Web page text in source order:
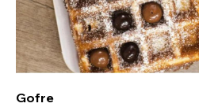
Gofre